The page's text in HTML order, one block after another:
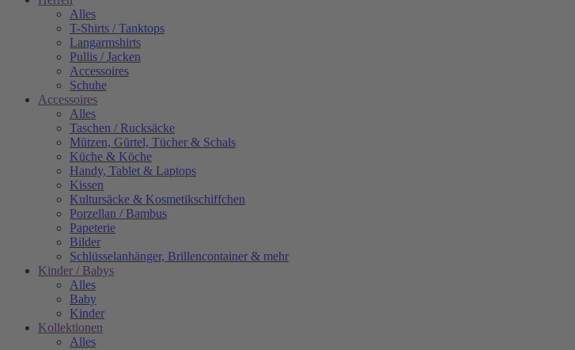
Alles
T-Shirts / Tanktops
Langarmshirts
Pullis / Jacken
Accessoires
Schuhe
Accessoires
Alles
Taschen / Rucksäcke
Mützen, Gürtel, Tücher & Schals
Küche & Köche
Handy, Tablet & Laptops
Kissen
Kultursäcke & Kosmetikschiffchen
Porzellan / Bambus
Papeterie
Bilder
Schlüsselanhänger, Brillencontainer & mehr
Kinder / Babys
Alles
Baby
Kinder
Kollektionen
Alles